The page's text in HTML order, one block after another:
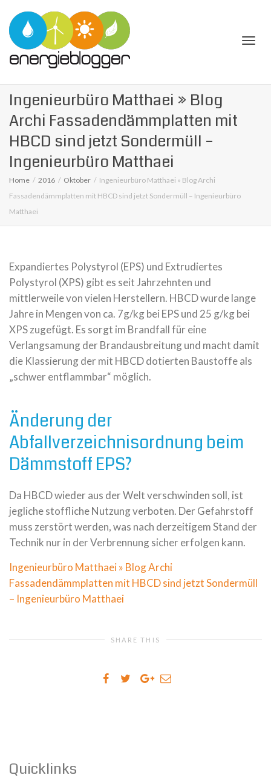
Ingenieurbüro Matthaei » Blog
Archi Fassadendämmplatten mit
HBCD sind jetzt Sondermüll –
Ingenieurbüro Matthaei
Home 2016 Oktober
Ingenieurbüro Matthaei » Blog Archi
Fassadendämmplatten mit HBCD sind jetzt Sondermüll – Ingenieurbüro
Matthaei
Expandiertes Polystyrol (EPS) und Extrudiertes
Polystyrol (XPS) gibt es seit Jahrzehnten und
mittlerweile von vielen Herstellern. HBCD wurde lange
Jahre in Mengen von ca. 7g/kg bei EPS und 25 g/kg bei
XPS zugefügt. Es sorgt im Brandfall für eine
Verlangsamung der Brandausbreitung und macht damit
die Klassierung der mit HBCD dotierten Baustoffe als
„schwer entflammbar“ möglich.
Änderung der
Abfallverzeichnisordnung beim
Dämmstoff EPS?
Da HBCD wieder aus der Welt verschwinden soll, ist
jegliche stoffliche Nutzung verboten. Der Gefahrstoff
muss zerstört werden, was nach derzeitigem Stand der
Technik nur in der Verbrennung sicher erfolgen kann.
Ingenieurbüro Matthaei » Blog Archi
Fassadendämmplatten mit HBCD sind jetzt Sondermüll
– Ingenieurbüro Matthaei
SHARE THIS
Quicklinks